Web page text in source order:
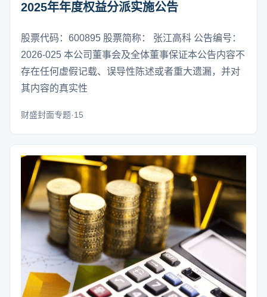
2025年年度权益分派实施公告
股票代码：600895 股票简称： 张江高科 公告编号：
2026-025 本公司董事会及全体董事保证本公告内容不
存在任何虚假记载、误导性陈述或者重大遗漏，并对
其内容的真实性
财盛封面专题·15